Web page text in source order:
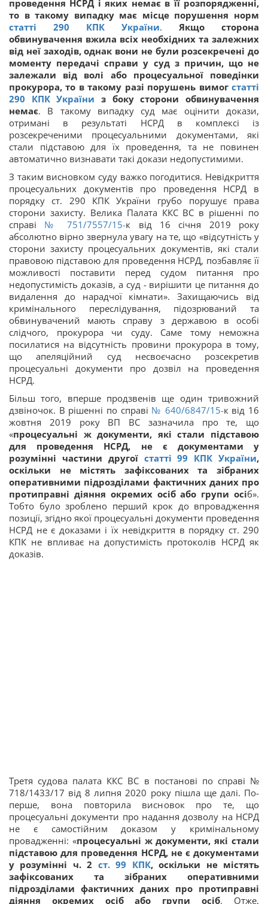
проведення НСРД і яких немає в її розпорядженні,
то в такому випадку має місце порушення норм
статті 290 КПК України. Якщо сторона
обвинувачення вжила всіх необхідних та залежних
від неї заходів, однак вони не були розсекречені до
моменту передачі справи у суд з причин, що не
залежали від волі або процесуальної поведінки
прокурора, то в такому разі порушень вимог статті
290 КПК України з боку сторони обвинувачення
немає. В такому випадку суд має оцінити докази,
отримані в результаті НСРД в комплексі із
розсекреченими процесуальними документами, які
стали підставою для їх проведення, та не повинен
автоматично визнавати такі докази недопустимими.
З таким висновком суду важко погодитися. Невідкриття
процесуальних документів про проведення НСРД в
порядку ст. 290 КПК України грубо порушує права
сторони захисту. Велика Палата ККС ВС в рішенні по
справі № 751/7557/15-к від 16 січня 2019 року
абсолютно вірно звернула увагу на те, що «відсутність у
сторони захисту процесуальних документів, які стали
правовою підставою для проведення НСРД, позбавляє її
можливості поставити перед судом питання про
недопустимість доказів, а суд - вирішити це питання до
видалення до нарадчої кімнати». Захищаючись від
кримінального переслідування, підозрюваний та
обвинувачений мають справу з державою в особі
слідчого, прокурора чи суду. Саме тому неможна
посилатися на відсутність провини прокурора в тому,
що апеляційний суд несвоєчасно розсекретив
процесуальні документи про дозвіл на проведення
НСРД.
Більш того, вперше продзвенів ще один тривожний
дзвіночок. В рішенні по справі № 640/6847/15-к від 16
жовтня 2019 року ВП ВС зазначила про те, що
«процесуальні ж документи, які стали підставою
для проведення НСРД, не є документами у
розумінні частини другої статті 99 КПК України,
оскільки не містять зафіксованих та зібраних
оперативними підрозділами фактичних даних про
протиправні діяння окремих осіб або групи осіб».
Тобто було зроблено перший крок до впровадження
позиції, згідно якої процесуальні документи проведення
НСРД не є доказами і їх невідкриття в порядку ст. 290
КПК не впливає на допустимість протоколів НСРД як
доказів.
Третя судова палата ККС ВС в постанові по справі №
718/1433/17 від 8 липня 2020 року пішла ще далі. По-
перше, вона повторила висновок про те, що
процесуальні документи про надання дозволу на НСРД
не є самостійним доказом у кримінальному
провадженні: «процесуальні ж документи, які стали
підставою для проведення НСРД, не є документами
у розумінні ч. 2 ст. 99 КПК, оскільки не містять
зафіксованих та зібраних оперативними
підрозділами фактичних даних про протиправні
діяння окремих осіб або групи осіб. Отже,